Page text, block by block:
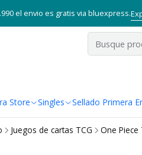
Store Singles Sellado Primera
el envio es gratis via bluexpress.
Juegos de cartas TCG One Piece